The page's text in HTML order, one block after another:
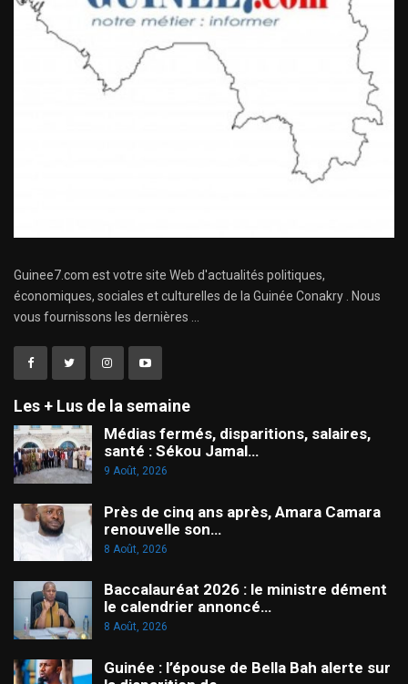
Guinee7.com est votre site Web d'actualités politiques,
économiques, sociales et culturelles de la Guinée Conakry . Nous
vous fournissons les dernières ...
Les + Lus de la semaine
Médias fermés, disparitions, salaires,
santé : Sékou Jamal…
9 Août, 2026
Près de cinq ans après, Amara Camara
renouvelle son…
8 Août, 2026
Baccalauréat 2026 : le ministre dément
le calendrier annoncé…
8 Août, 2026
Guinée : l’épouse de Bella Bah alerte sur